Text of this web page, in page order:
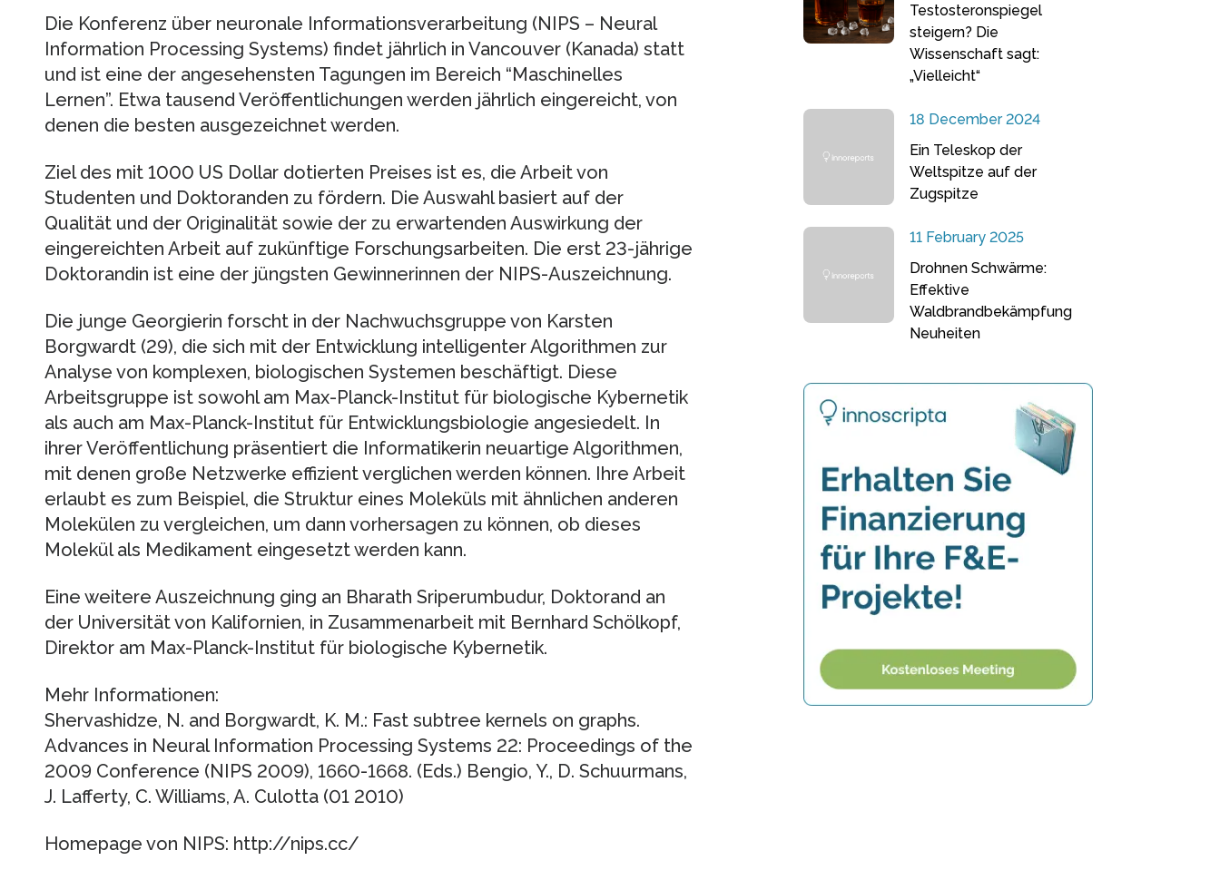
Die Konferenz über neuronale Informationsverarbeitung (NIPS – Neural
Information Processing Systems) findet jährlich in Vancouver (Kanada) statt
und ist eine der angesehensten Tagungen im Bereich “Maschinelles
Lernen”. Etwa tausend Veröffentlichungen werden jährlich eingereicht, von
denen die besten ausgezeichnet werden.
Ziel des mit 1000 US Dollar dotierten Preises ist es, die Arbeit von
Studenten und Doktoranden zu fördern. Die Auswahl basiert auf der
Qualität und der Originalität sowie der zu erwartenden Auswirkung der
eingereichten Arbeit auf zukünftige Forschungsarbeiten. Die erst 23-jährige
Doktorandin ist eine der jüngsten Gewinnerinnen der NIPS-Auszeichnung.
Die junge Georgierin forscht in der Nachwuchsgruppe von Karsten
Borgwardt (29), die sich mit der Entwicklung intelligenter Algorithmen zur
Analyse von komplexen, biologischen Systemen beschäftigt. Diese
Arbeitsgruppe ist sowohl am Max-Planck-Institut für biologische Kybernetik
als auch am Max-Planck-Institut für Entwicklungsbiologie angesiedelt. In
ihrer Veröffentlichung präsentiert die Informatikerin neuartige Algorithmen,
mit denen große Netzwerke effizient verglichen werden können. Ihre Arbeit
erlaubt es zum Beispiel, die Struktur eines Moleküls mit ähnlichen anderen
Molekülen zu vergleichen, um dann vorhersagen zu können, ob dieses
Molekül als Medikament eingesetzt werden kann.
Eine weitere Auszeichnung ging an Bharath Sriperumbudur, Doktorand an
der Universität von Kalifornien, in Zusammenarbeit mit Bernhard Schölkopf,
Direktor am Max-Planck-Institut für biologische Kybernetik.
Mehr Informationen:
Shervashidze, N. and Borgwardt, K. M.: Fast subtree kernels on graphs.
Advances in Neural Information Processing Systems 22: Proceedings of the
2009 Conference (NIPS 2009), 1660-1668. (Eds.) Bengio, Y., D. Schuurmans,
J. Lafferty, C. Williams, A. Culotta (01 2010)
Homepage von NIPS: http://nips.cc/
Testosteronspiegel
steigern? Die
Wissenschaft sagt:
„Vielleicht“
18 December 2024
Ein Teleskop der
Weltspitze auf der
Zugspitze
11 February 2025
Drohnen Schwärme:
Effektive
Waldbrandbekämpfung
Neuheiten